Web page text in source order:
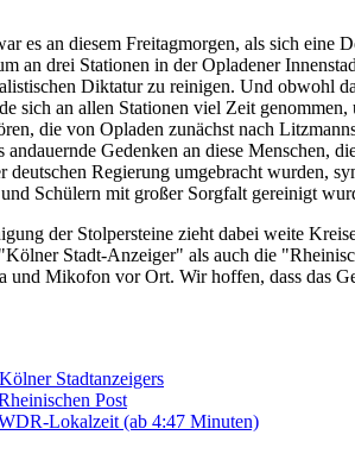
es an diesem Freitagmorgen, als sich eine
an drei Stationen in der Opladener
Diktatur zu reinigen. Und obwohl
sich an allen Stationen viel Zeit genommen,
die von Opladen zunächst nach
Gedenken an diese Menschen,
deutschen Regierung umgebracht wurden,
Schülern mit großer Sorgfalt gereinigt
der Stolpersteine zieht dabei weite
Stadt-Anzeiger" als auch die
und Mikofon vor Ort. Wir hoffen, dass das
Stadtanzeigers
Post
Lokalzeit (ab 4:47 Minuten)